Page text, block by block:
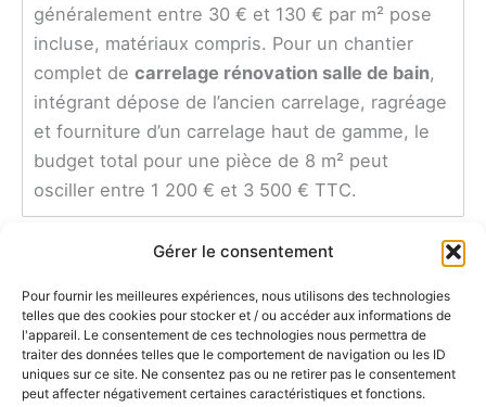
Gérer le consentement
Pour fournir les meilleures expériences, nous utilisons des technologies
telles que des cookies pour stocker et / ou accéder aux informations de
l'appareil. Le consentement de ces technologies nous permettra de
traiter des données telles que le comportement de navigation ou les ID
uniques sur ce site. Ne consentez pas ou ne retirer pas le consentement
peut affecter négativement certaines caractéristiques et fonctions.
généralement entre 30 € et 130 € par m² pose
incluse, matériaux compris. Pour un chantier
complet de carrelage rénovation salle de bain,
intégrant dépose de l’ancien carrelage, ragréage
et fourniture d’un carrelage haut de gamme, le
budget total pour une pièce de 8 m² peut
osciller entre 1 200 € et 3 500 € TTC.
Combien de temps prend la pose carrelage
Pourquoi choisir des carreaux de ciment pour
salle de bain lors d’une rénovation à Urrugne
?